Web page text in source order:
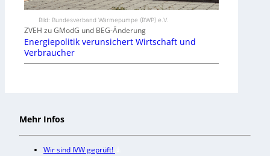
Bild: Bundesverband Wärmepumpe (BWP) e.V.
ZVEH zu GModG und BEG-Änderung
Energiepolitik verunsichert Wirtschaft und
Verbraucher
Mehr Infos
Wir sind IVW geprüft!